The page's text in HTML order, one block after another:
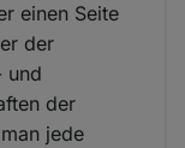
einen Seite
der
und
der
jede